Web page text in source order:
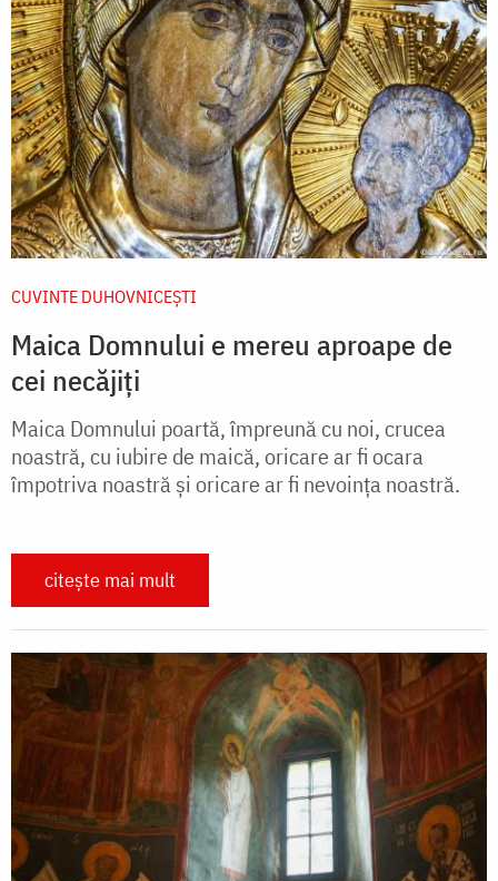
CUVINTE DUHOVNICEȘTI
Maica Domnului e mereu aproape de
cei necăjiți
Maica Domnului poartă, împreună cu noi, crucea
noastră, cu iubire de maică, oricare ar fi ocara
împotriva noastră și oricare ar fi nevoința noastră.
citește mai mult